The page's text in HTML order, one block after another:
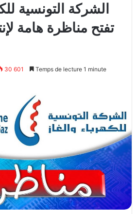
الشركة التونسية
30 601 Temps de lecture 1 minute